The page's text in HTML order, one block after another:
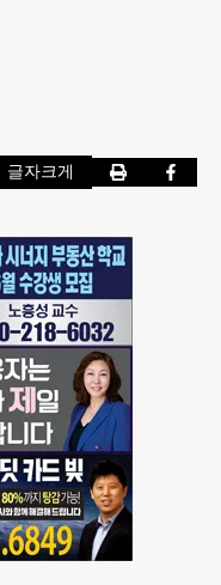
글자크게